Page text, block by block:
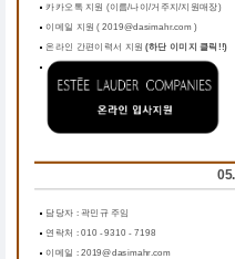
카카오톡 지원 (이름/나이/거주지/지원매장)
이메일 지원 ( 2019@dasimahr.com )
온라인 간편이력서 지원 (하단 이미지 클릭!!)
담당자 : 곽민규 주임
연락처 : 010 - 9310 - 7198
이메일 : 2019@dasimahr.com